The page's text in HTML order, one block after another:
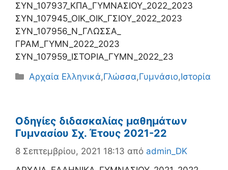
ΣΥΝ_107937_ΚΠΑ_ΓΥΜΝΑΣΙΟΥ_2022_2023
ΣΥΝ_107945_ΟΙΚ_ΟΙΚ_ΓΣΙΟΥ_2022_2023
ΣΥΝ_107956_Ν_ΓΛΩΣΣΑ_
ΓΡΑΜ_ΓΥΜΝ_2022_2023
ΣΥΝ_107959_ΙΣΤΟΡΙΑ_ΓΥΜΝ_2022_23
Κατηγορίες
Αρχαία Ελληνικά,Γλώσσα,Γυμνάσιο,Ιστορία
Οδηγίες διδασκαλίας μαθημάτων
Γυμνασίου Σχ. Έτους 2021-22
8 Σεπτεμβρίου, 2021 18:13 από admin_DK